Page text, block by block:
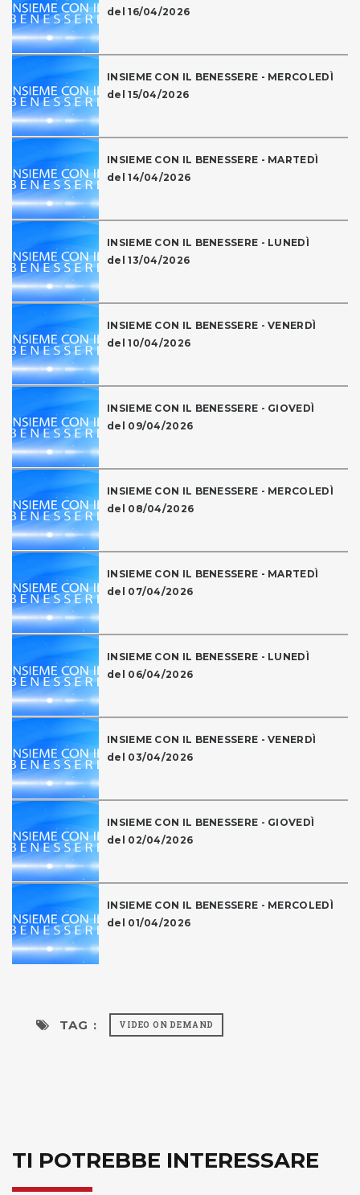
del 16/04/2026
INSIEME CON IL BENESSERE - MERCOLEDÌ
del 15/04/2026
INSIEME CON IL BENESSERE - MARTEDÌ
del 14/04/2026
INSIEME CON IL BENESSERE - LUNEDÌ
del 13/04/2026
INSIEME CON IL BENESSERE - VENERDÌ
del 10/04/2026
INSIEME CON IL BENESSERE - GIOVEDÌ
del 09/04/2026
INSIEME CON IL BENESSERE - MERCOLEDÌ
del 08/04/2026
INSIEME CON IL BENESSERE - MARTEDÌ
del 07/04/2026
INSIEME CON IL BENESSERE - LUNEDÌ
del 06/04/2026
INSIEME CON IL BENESSERE - VENERDÌ
del 03/04/2026
INSIEME CON IL BENESSERE - GIOVEDÌ
del 02/04/2026
INSIEME CON IL BENESSERE - MERCOLEDÌ
del 01/04/2026
TAG : VIDEO ON DEMAND
TI POTREBBE INTERESSARE